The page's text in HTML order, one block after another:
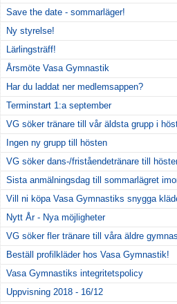
Save the date - sommarläger!
Ny styrelse!
Lärlingsträff!
Årsmöte Vasa Gymnastik
Har du laddat ner medlemsappen?
Terminstart 1:a september
VG söker tränare till vår äldsta grupp i
Ingen ny grupp till hösten
VG söker dans-/friståendetränare till
Sista anmälningsdag till sommarlägret
Vill ni köpa Vasa Gymnastiks snygga
Nytt År - Nya möjligheter
VG söker fler tränare till våra äldre
Beställ profilkläder hos Vasa Gymnastik!
Vasa Gymnastiks integritetspolicy
Uppvisning 2018 - 16/12